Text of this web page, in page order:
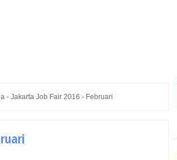
- Jakarta Job Fair 2016 - Februari